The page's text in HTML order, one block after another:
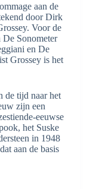
aan de
door Dirk
Voor de
De Sonometer
en De
Grossey is het
de tijd naar het
zijn een
eeuwse
het Suske
in 1948
aan de basis